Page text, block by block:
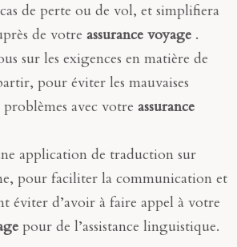
de perte ou de vol, et simplifiera
de votre assurance voyage .
sur les exigences en matière de
pour éviter les mauvaises
problèmes avec votre assurance
application de traduction sur
pour faciliter la communication et
éviter d’avoir à faire appel à votre
pour de l’assistance linguistique.